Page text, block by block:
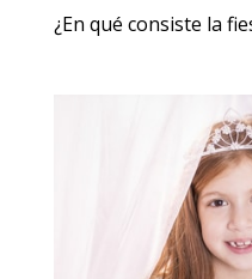
¿En qué consiste la